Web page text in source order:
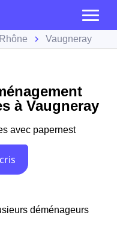
Rhône Vaugneray